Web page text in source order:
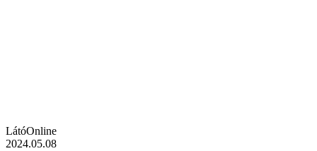
LátóOnline
2024.05.08